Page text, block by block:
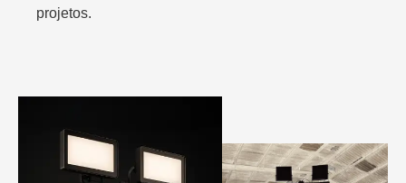
projetos.